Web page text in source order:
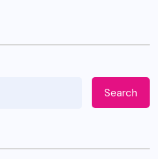
Search